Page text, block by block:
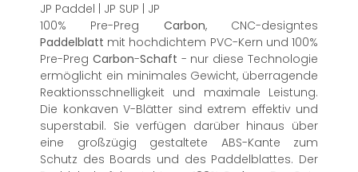
JP Paddel | JP SUP | JP
100% Pre-Preg Carbon, CNC-designtes
Paddelblatt mit hochdichtem PVC-Kern und 100%
Pre-Preg Carbon-Schaft - nur diese Technologie
ermöglicht ein minimales Gewicht, überragende
Reaktionsschnelligkeit und maximale Leistung.
Die konkaven V-Blätter sind extrem effektiv und
superstabil. Sie verfügen darüber hinaus über
eine großzügig gestaltete ABS-Kante zum
Schutz des Boards und des Paddelblattes. Der